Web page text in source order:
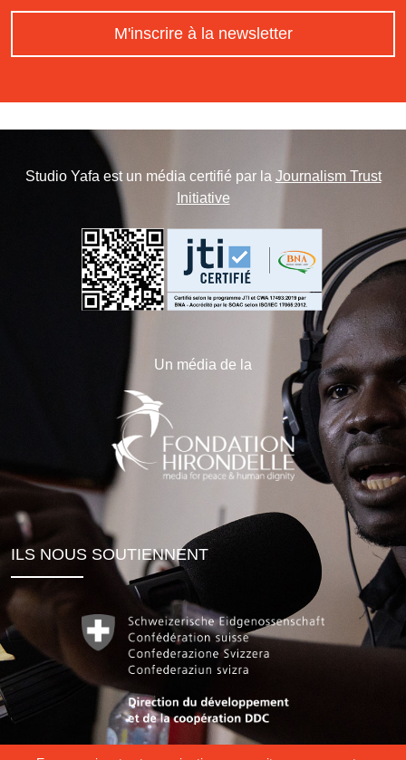
M'inscrire à la newsletter
Studio Yafa est un média certifié par la Journalism Trust
Initiative
Un média de la
ILS NOUS SOUTIENNENT